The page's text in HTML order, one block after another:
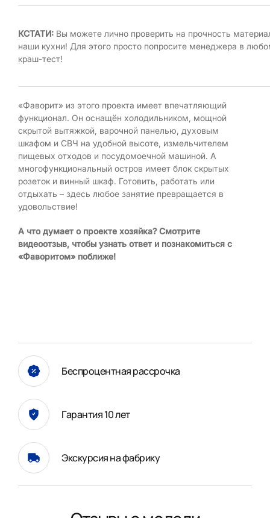
КСТАТИ: Вы можете лично проверить на прочность
наши кухни! Для этого просто попросите менеджера в
краш-тест!
«Фаворит» из этого проекта имеет впечатляющий
функционал. Он оснащён холодильником, мощной
скрытой вытяжкой, варочной панелью, духовым
шкафом и СВЧ на удобной высоте, измельчителем
пищевых отходов и посудомоечной машиной. А
многофункциональный остров имеет блок скрытых
розеток и винный шкаф. Готовить, работать или
отдыхать – здесь любое занятие превращается в
удовольствие!
А что думает о проекте хозяйка? Смотрите
видеоотзыв, чтобы узнать ответ и познакомиться с
«Фаворитом» поближе!
Беспроцентная рассрочка
Гарантия 10 лет
Экскурсия на фабрику